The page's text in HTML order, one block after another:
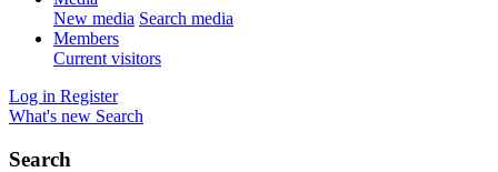
New media Search media
Members
Current visitors
Log in Register
What's new Search
Search